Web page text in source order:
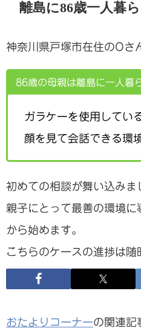
離島に86歳一人暮
神奈川県戸塚市在住のOさ
86歳の母親は離島に一人暮
ガラケーを使用してい
顔を見て会話できる環
初めての相談が舞い込みま
親子にとって最善の環境
から始めます。
こちらのケースの進捗は随
おたよりコーナーの関連記